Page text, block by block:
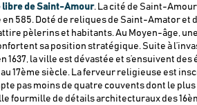
libre de Saint-Amour. La cité de Saint-
en 585. Doté de reliques de Saint-Amator et
pèlerins et habitants. Au Moyen-âge,
sa position stratégique. Suite à
1637, la ville est dévastée et s’ensuivent
17ème siècle. La ferveur religieuse est
pas moins de quatre couvents dont le plus
fourmille de détails architecturaux des